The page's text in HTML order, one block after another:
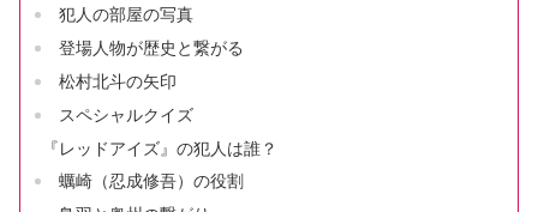
犯人の部屋の写真
登場人物が歴史と繋がる
松村北斗の矢印
スペシャルクイズ
『レッドアイズ』の犯人は誰？
蠣崎（忍成修吾）の役割